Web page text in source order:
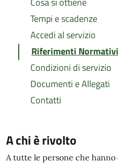
Tempi e scadenze
Accedi al servizio
Riferimenti Normativi
Condizioni di servizio
Documenti e Allegati
Contatti
A chi è rivolto
A tutte le persone che